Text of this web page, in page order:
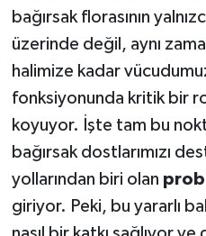
bağırsak florasının
üzerinde değil, aynı
halimize kadar
fonksiyonunda kritik bir
koyuyor. İşte tam bu
bağırsak dostlarımızı
yollarından biri olan
giriyor. Peki, bu yararlı